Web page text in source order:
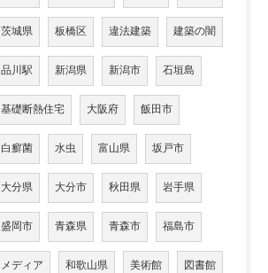
茨城県 板橋区 違法建築 建築の闇
品川駅 新潟県 新潟市 石垣島
基礎断熱住宅 大阪府 飯田市
白癬菌 水虫 富山県 坂戸市
大分県 大分市 秋田県 岩手県
盛岡市 青森県 青森市 福島市
メディア 和歌山県 美術館 図書館